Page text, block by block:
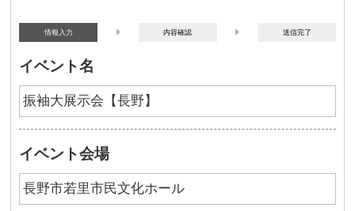
情報入力 内容確認 送信完了
イベント名
イベント会場